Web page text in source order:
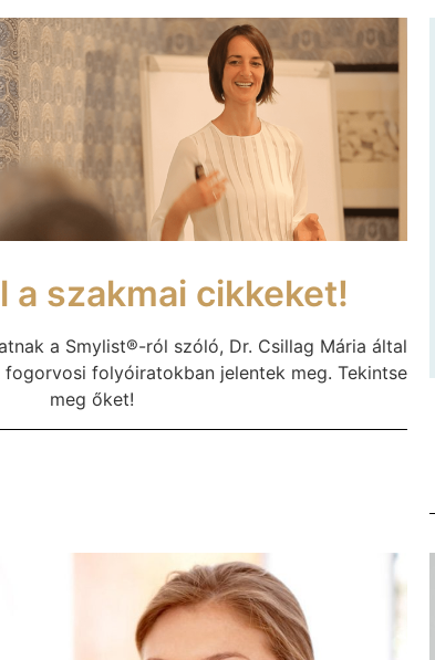
a szakmai cikkeket!
a Smylist®-ról szóló, Dr. Csillag Mária által
folyóiratokban jelentek meg. Tekintse
meg őket!